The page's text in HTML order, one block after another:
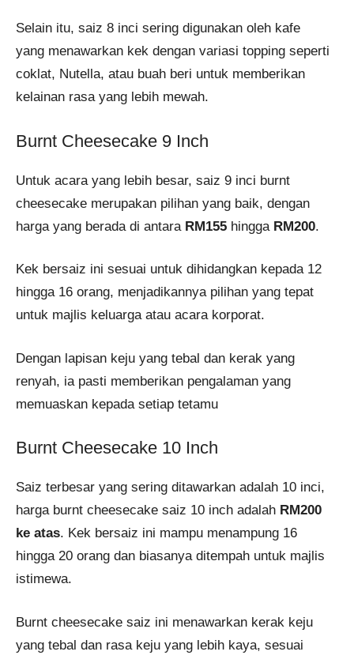
Selain itu, saiz 8 inci sering digunakan oleh kafe
yang menawarkan kek dengan variasi topping seperti
coklat, Nutella, atau buah beri untuk memberikan
kelainan rasa yang lebih mewah.
Burnt Cheesecake 9 Inch
Untuk acara yang lebih besar, saiz 9 inci burnt
cheesecake merupakan pilihan yang baik, dengan
harga yang berada di antara RM155 hingga RM200.
Kek bersaiz ini sesuai untuk dihidangkan kepada 12
hingga 16 orang, menjadikannya pilihan yang tepat
untuk majlis keluarga atau acara korporat.
Dengan lapisan keju yang tebal dan kerak yang
renyah, ia pasti memberikan pengalaman yang
memuaskan kepada setiap tetamu​
Burnt Cheesecake 10 Inch
Saiz terbesar yang sering ditawarkan adalah 10 inci,
harga burnt cheesecake saiz 10 inch adalah RM200
ke atas. Kek bersaiz ini mampu menampung 16
hingga 20 orang dan biasanya ditempah untuk majlis
istimewa.
Burnt cheesecake saiz ini menawarkan kerak keju
yang tebal dan rasa keju yang lebih kaya, sesuai